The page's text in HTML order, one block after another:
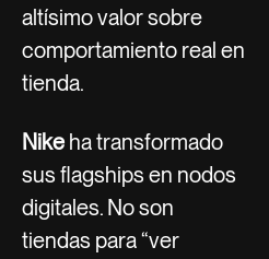
altísimo valor sobre
comportamiento real en
tienda.
Nike ha transformado
sus flagships en nodos
digitales. No son
tiendas para “ver